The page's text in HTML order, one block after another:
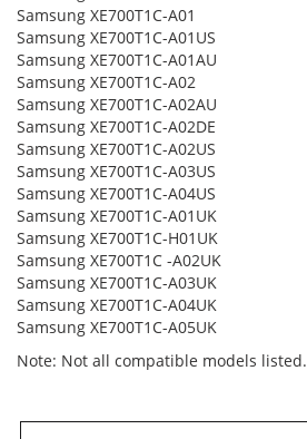
Samsung XE700T1C-A01
Samsung XE700T1C-A01US
Samsung XE700T1C-A01AU
Samsung XE700T1C-A02
Samsung XE700T1C-A02AU
Samsung XE700T1C-A02DE
Samsung XE700T1C-A02US
Samsung XE700T1C-A03US
Samsung XE700T1C-A04US
Samsung XE700T1C-A01UK
Samsung XE700T1C-H01UK
Samsung XE700T1C -A02UK
Samsung XE700T1C-A03UK
Samsung XE700T1C-A04UK
Samsung XE700T1C-A05UK
Note: Not all compatible models listed.